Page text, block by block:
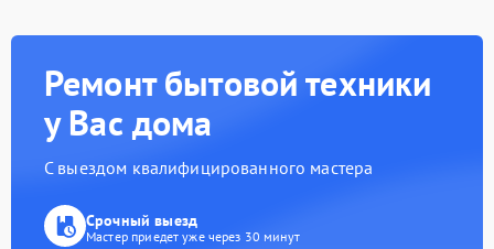
Ремонт бытовой техники
у Вас дома
С выездом квалифицированного мастера
Срочный выезд
Мастер приедет уже через 30 минут